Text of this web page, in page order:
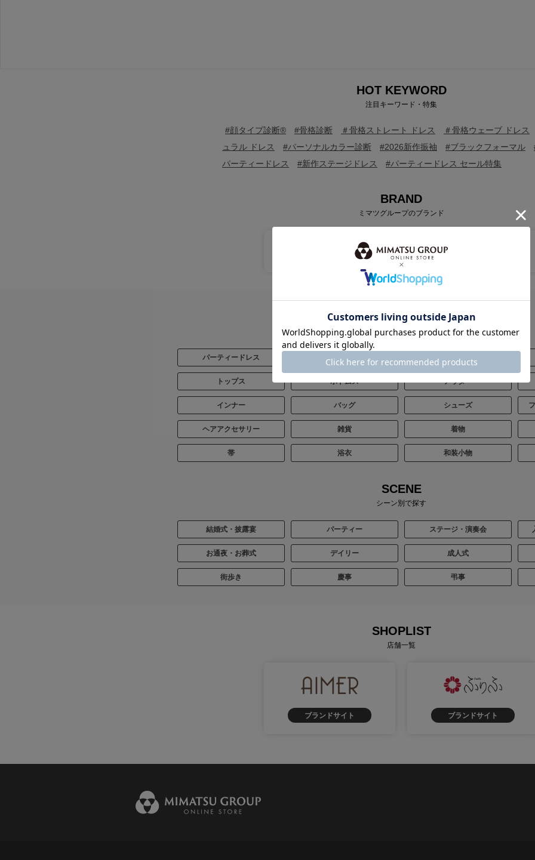
HOT KEYWORD
注目キーワード・特集
#顔タイプ診断® #骨格診断 ＃骨格ストレート ドレス ＃骨格ウェーブ ドレス
ュラル ドレス
#パーソナルカラー診断 #2026新作振袖 #ブラックフォーマル
パーティードレス
#新作ステージドレス #パーティードレス セール特集
BRAND
ミマツグループのブランド
ITEM
全てのアイテムから探す
パーティードレス ブラックフォーマル（喪服） ステージ
トップス ボトムス アウター
インナー バッグ シューズ
ヘアアクセサリー 雑貨 着物
帯 浴衣 和装小物
SCENE
シーン別で探す
結婚式・披露宴 パーティー ステージ・演奏会
お通夜・お葬式 デイリー 成人式
街歩き 慶事 弔事
SHOPLIST
店舗一覧
ブランドサイト ブランドサイト